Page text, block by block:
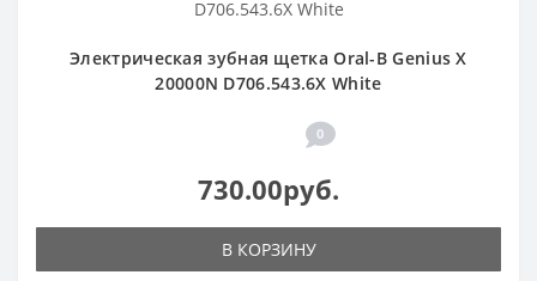
Электрическая зубная щетка Oral-B Genius X
20000N D706.543.6X White
0
730.00руб.
В КОРЗИНУ